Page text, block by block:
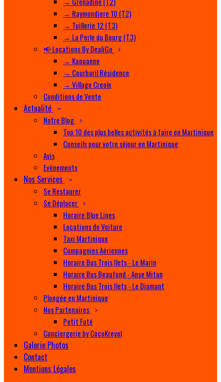
→ Raymondiere 10 (T2)
→ Tuillerie 12 (T3)
→ La Perle du Bourg (T3)
📢 Locations By DealiGo
→ Kaouanne
→ Courbaril Résidence
→ Village Creole
Conditions de Vente
Actualité
Notre Blog
Top 10 des plus belles activités à faire en Martinique
Conseils pour votre séjour en Martinique
Avis
Evénements
Nos Services
Se Restaurer
Se Déplacer
Horaire Blue Lines
Locations de Voiture
Taxi Martinique
Compagnies Aériennes
Horaire Bus Trois Ilets - Le Marin
Horaire Bus Beaufond - Anse Mitan
Horaire Bus Trois Ilets - Le Diamant
Plongée en Martinique
Nos Partenaires
Petit Futé
Conciergerie by CocoKreyol
Galerie Photos
Contact
Mentions Légales